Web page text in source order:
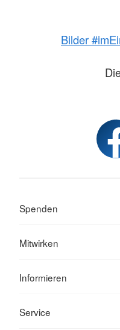
Bilder
Spenden
Mitwirken
Informieren
Service